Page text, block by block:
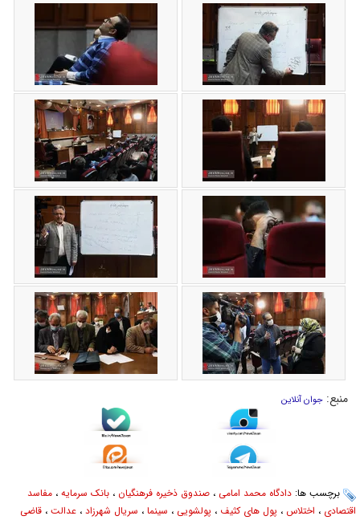
منبع: جوان آنلاین
برچسب ها: دادگاه محمد امامی ، صندوق ذخیره فرهنگیان ، بانک سرمایه ، مفاسد
اقتصادی ، اختلاس ، پول های کثیف ، پولشویی‌ ، سینما ، سریال شهرزاد ، عدالت ، قاضی